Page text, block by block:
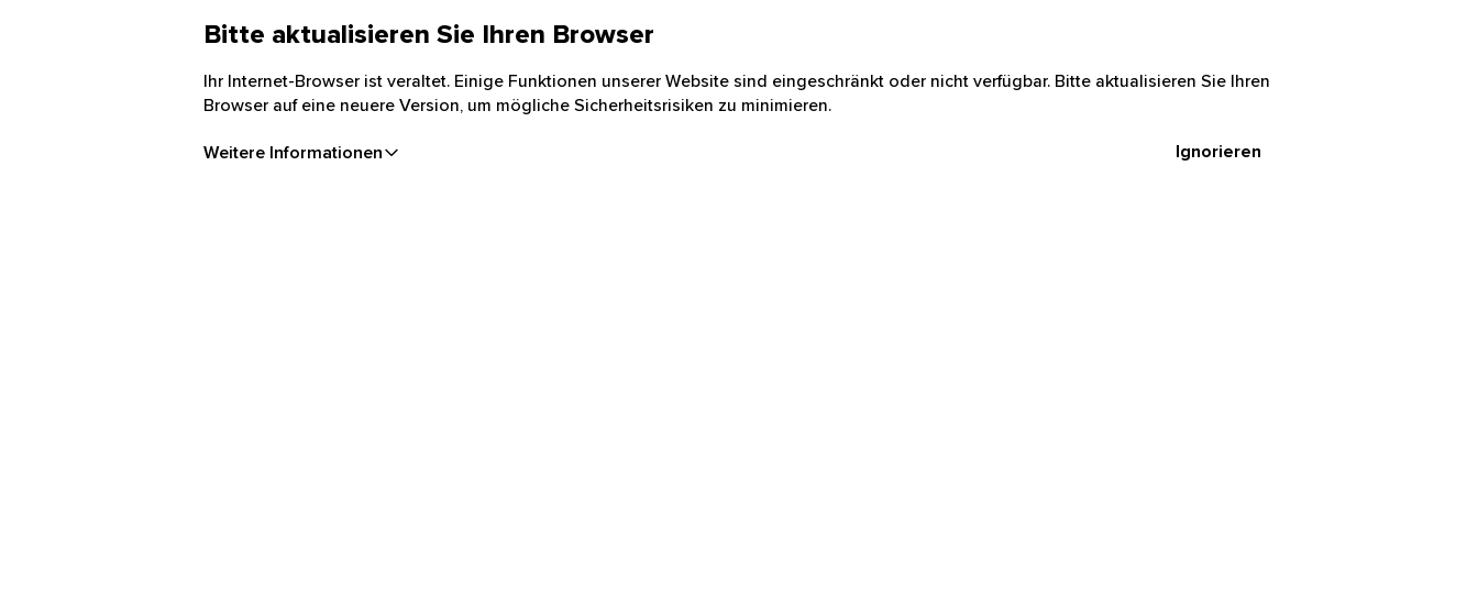
Bitte aktualisieren Sie Ihren Browser
Ihr Internet-Browser ist veraltet. Einige Funktionen unserer Website sind eingeschränkt oder nicht verfügbar. Bitte aktualisieren Sie Ihren
Browser auf eine neuere Version, um mögliche Sicherheitsrisiken zu minimieren.
Weitere Informationen Ignorieren